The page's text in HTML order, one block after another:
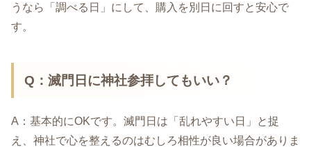
うなら「調べる日」にして、購入を別日に回すと安心で
す。
Q：滅門日に神社参拝してもいい？
A：基本的にOKです。滅門日は「乱れやすい日」と捉
え、神社で心を整えるのはむしろ相性が良い場合がありま